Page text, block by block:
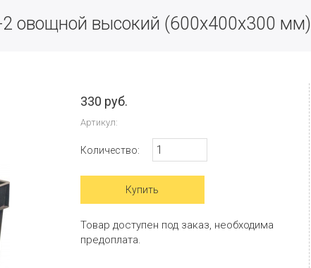
овощной высокий (600х400х300 мм)
330 руб.
Артикул:
Количество:
Товар доступен под заказ, необходима
предоплата.